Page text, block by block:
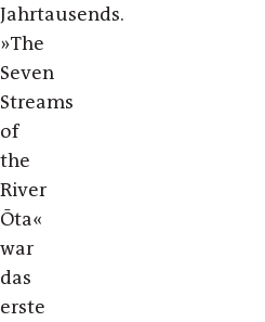
Jahrtausends.
»The
Seven
Streams
of
the
River
Ōta«
war
das
erste